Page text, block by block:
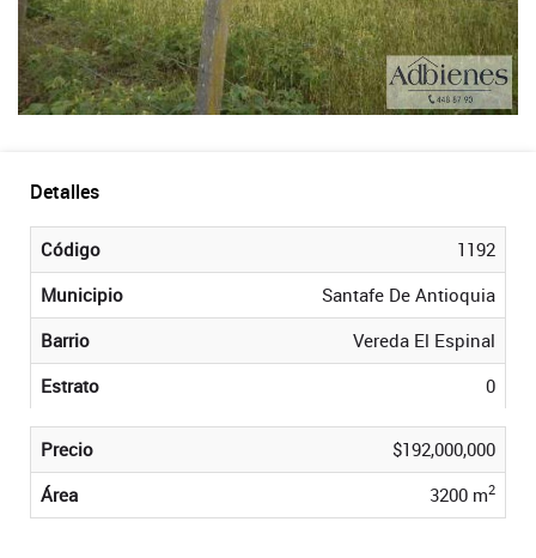
Detalles
Código
1192
Municipio
Santafe De Antioquia
Barrio
Vereda El Espinal
Estrato
0
Precio
$192,000,000
Área
3200 m2